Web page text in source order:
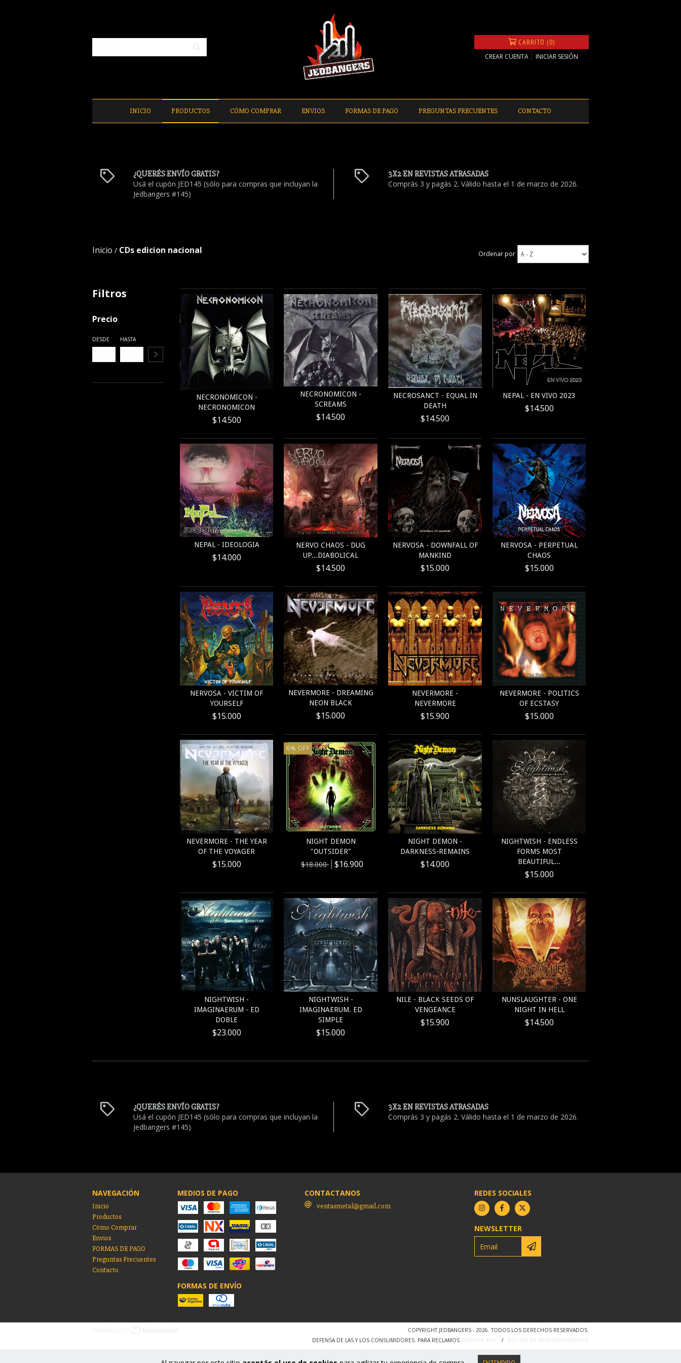
CARRITO (0)
CREAR CUENTA INICIAR SESIÓN
INICIO PRODUCTOS CÓMO COMPRAR ENVIOS FORMAS DE PAGO PREGUNTAS FRECUENTES CONTACTO
¿QUERÉS ENVÍO GRATIS?
Usá el cupón JED145 (sólo para compras que incluyan la
Jedbangers #145)
3X2 EN REVISTAS ATRASADAS
Comprás 3 y pagás 2. Válido hasta el 1 de marzo de 2026.
Inicio / CDs edicion nacional Ordenar por
Filtros
Precio
DESDE HASTA
NECRONOMICON -
NECRONOMICON
$14.500
NECRONOMICON -
SCREAMS
$14.500
NECROSANCT - EQUAL IN
DEATH
$14.500
NEPAL - EN VIVO 2023
$14.500
NEPAL - IDEOLOGIA
$14.000
NERVO CHAOS - DUG
UP...DIABOLICAL
$14.500
NERVOSA - DOWNFALL OF
MANKIND
$15.000
NERVOSA - PERPETUAL
CHAOS
$15.000
NERVOSA - VICTIM OF
YOURSELF
$15.000
NEVERMORE - DREAMING
NEON BLACK
$15.000
NEVERMORE -
NEVERMORE
$15.900
NEVERMORE - POLITICS
OF ECSTASY
$15.000
NEVERMORE - THE YEAR
OF THE VOYAGER
$15.000
6% OFF
NIGHT DEMON
"OUTSIDER"
$18.000 $16.900
NIGHT DEMON -
DARKNESS-REMAINS
$14.000
NIGHTWISH - ENDLESS
FORMS MOST
BEAUTIFUL...
$15.000
NIGHTWISH -
IMAGINAERUM - ED
DOBLE
$23.000
NIGHTWISH -
IMAGINAERUM. ED
SIMPLE
$15.000
NILE - BLACK SEEDS OF
VENGEANCE
$15.900
NUNSLAUGHTER - ONE
NIGHT IN HELL
$14.500
¿QUERÉS ENVÍO GRATIS?
Usá el cupón JED145 (sólo para compras que incluyan la
Jedbangers #145)
3X2 EN REVISTAS ATRASADAS
Comprás 3 y pagás 2. Válido hasta el 1 de marzo de 2026.
NAVEGACIÓN
Inicio
Productos
Cómo Comprar
Envios
FORMAS DE PAGO
Preguntas Frecuentes
Contacto
MEDIOS DE PAGO
FORMAS DE ENVÍO
CONTACTANOS
ventasmetal@gmail.com
REDES SOCIALES
NEWSLETTER
COPYRIGHT JEDBANGERS - 2026. TODOS LOS DERECHOS RESERVADOS.
DEFENSA DE LAS Y LOS CONSUMIDORES. PARA RECLAMOS
/